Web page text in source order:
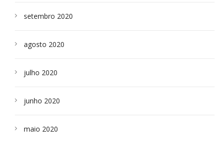
setembro 2020
agosto 2020
julho 2020
junho 2020
maio 2020